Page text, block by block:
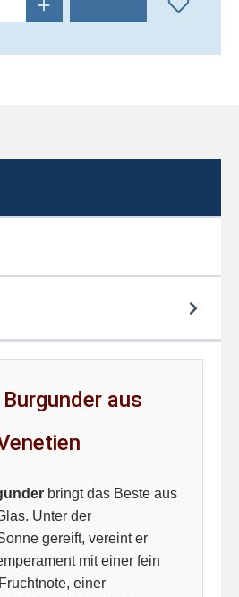
aus
bringt das Beste aus
Unter der
gereift, vereint er
mit einer fein
einer